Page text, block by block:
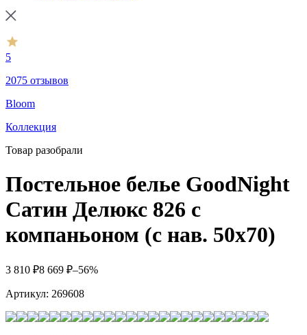
5
2075 отзывов
Bloom
Коллекция
Товар разобрали
Постельное белье GoodNight
Сатин Делюкс 826 с
компаньоном (с нав. 50х70)
3 810 ₽8 669 ₽–56%
Артикул: 269608